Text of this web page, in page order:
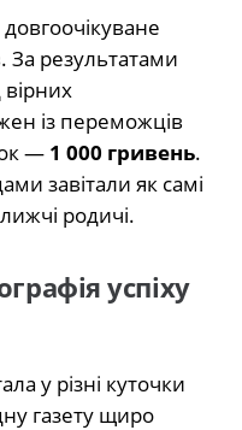
довгоочікуване
За результатами
із переможців
— 1 000 гривень.
завітали як самі
родичі.
успіху
у різні куточки
газету щиро